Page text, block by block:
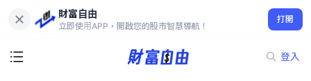
財富自由
立即使用APP，開啟您的股市智慧導航！
打開
登入
14.60
0.13%